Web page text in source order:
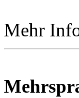
Mehr